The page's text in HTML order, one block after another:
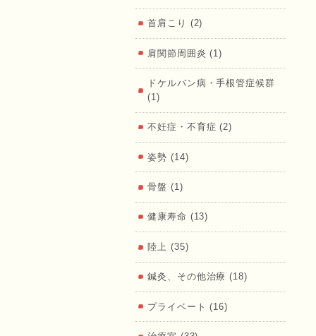
（ふくし
ょうあ
首肩こり (2)
肩関節周囲炎 (1)
ドケルバン病・手根管症候群
(1)
不妊症・不育症 (2)
姿勢 (14)
骨盤 (1)
健康寿命 (13)
陸上 (35)
鍼灸、その他治療 (18)
プライベート (16)